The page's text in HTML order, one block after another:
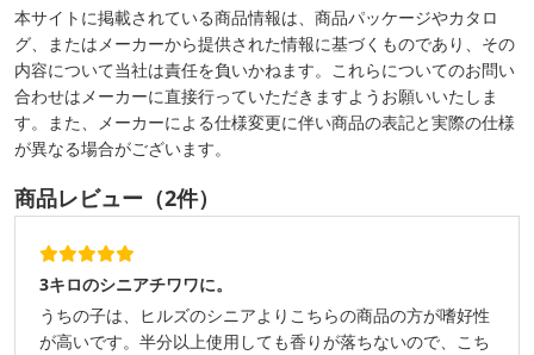
本サイトに掲載されている商品情報は、商品パッケージやカタロ
グ、またはメーカーから提供された情報に基づくものであり、その
内容について当社は責任を負いかねます。これらについてのお問い
合わせはメーカーに直接行っていただきますようお願いいたしま
す。また、メーカーによる仕様変更に伴い商品の表記と実際の仕様
が異なる場合がございます。
商品レビュー（2件）
3キロのシニアチワワに。
うちの子は、ヒルズのシニアよりこちらの商品の方が嗜好性
が高いです。半分以上使用しても香りが落ちないので、こち